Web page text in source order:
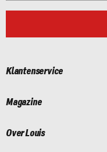
Klantenservice
Magazine
Over Louis